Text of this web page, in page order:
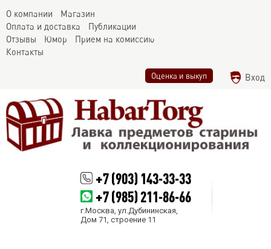
О компании
Магазин
Оплата и доставка
Публикации
Отзывы
Юмор
Прием на комиссию
Контакты
Оценка и выкуп Вход
+7 (903) 143-33-33
+7 (985) 211-86-66
г.Москва, ул.Дубининская,
Дом 71, строение 11